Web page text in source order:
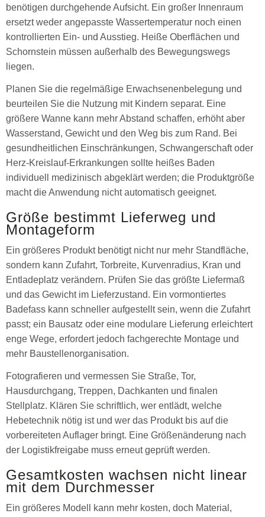
benötigen durchgehende Aufsicht. Ein großer Innenraum
ersetzt weder angepasste Wassertemperatur noch einen
kontrollierten Ein- und Ausstieg. Heiße Oberflächen und
Schornstein müssen außerhalb des Bewegungswegs
liegen.
Planen Sie die regelmäßige Erwachsenenbelegung und
beurteilen Sie die Nutzung mit Kindern separat. Eine
größere Wanne kann mehr Abstand schaffen, erhöht aber
Wasserstand, Gewicht und den Weg bis zum Rand. Bei
gesundheitlichen Einschränkungen, Schwangerschaft oder
Herz-Kreislauf-Erkrankungen sollte heißes Baden
individuell medizinisch abgeklärt werden; die Produktgröße
macht die Anwendung nicht automatisch geeignet.
Größe bestimmt Lieferweg und
Montageform
Ein größeres Produkt benötigt nicht nur mehr Standfläche,
sondern kann Zufahrt, Torbreite, Kurvenradius, Kran und
Entladeplatz verändern. Prüfen Sie das größte Liefermaß
und das Gewicht im Lieferzustand. Ein vormontiertes
Badefass kann schneller aufgestellt sein, wenn die Zufahrt
passt; ein Bausatz oder eine modulare Lieferung erleichtert
enge Wege, erfordert jedoch fachgerechte Montage und
mehr Baustellenorganisation.
Fotografieren und vermessen Sie Straße, Tor,
Hausdurchgang, Treppen, Dachkanten und finalen
Stellplatz. Klären Sie schriftlich, wer entlädt, welche
Hebetechnik nötig ist und wer das Produkt bis auf die
vorbereiteten Auflager bringt. Eine Größenänderung nach
der Logistikfreigabe muss erneut geprüft werden.
Gesamtkosten wachsen nicht linear
mit dem Durchmesser
Ein größeres Modell kann mehr kosten, doch Material,